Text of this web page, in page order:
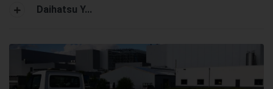
Daihatsu Y...